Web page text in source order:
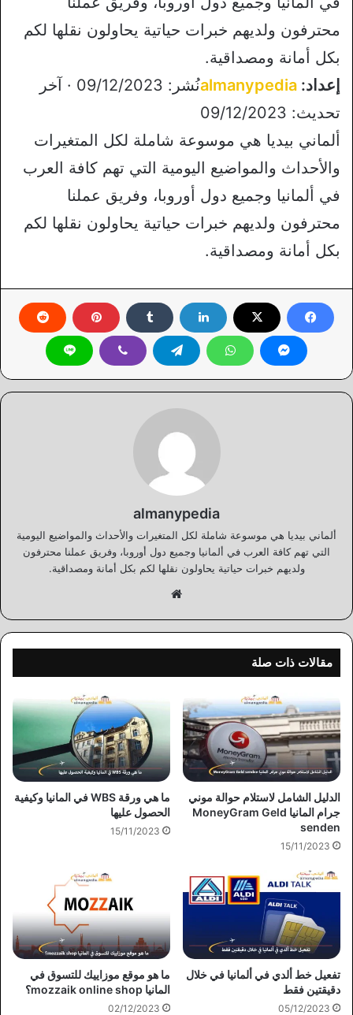
محترفون ولديهم خبرات حياتية يحاولون نقلها لكم
بكل أمانة ومصداقية.
إعداد: almanypedia
نُشر: 09/12/2023 · آخر
تحديث: 09/12/2023
ألماني بيديا هي موسوعة شاملة لكل المتغيرات
والأحداث والمواضيع اليومية التي تهم كافة العرب
في ألمانيا وجميع دول أوروبا، وفريق عملنا
محترفون ولديهم خبرات حياتية يحاولون نقلها لكم
بكل أمانة ومصداقية.
almanypedia
ألماني بيديا هي موسوعة شاملة لكل المتغيرات والأحداث والمواضيع اليومية
التي تهم كافة العرب في ألمانيا وجميع دول أوروبا، وفريق عملنا محترفون
ولديهم خبرات حياتية يحاولون نقلها لكم بكل أمانة ومصداقية.
مقالات ذات صلة
الدليل الشامل لاستلام حوالة موني
جرام المانيا MoneyGram Geld
senden
15/11/2023
ما هي ورقة WBS في المانيا وكيفية
الحصول عليها
15/11/2023
تفعيل خط ألدي في ألمانيا في خلال
دقيقتين فقط
05/12/2023
ما هو موقع موزاييك للتسوق في
المانيا mozzaik online shop؟
02/12/2023